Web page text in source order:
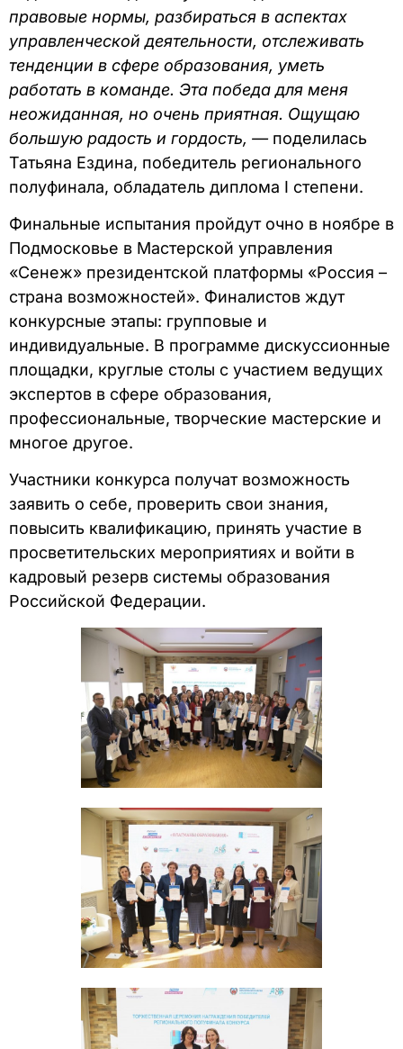
правовые нормы, разбираться в аспектах
управленческой деятельности, отслеживать
тенденции в сфере образования, уметь
работать в команде. Эта победа для меня
неожиданная, но очень приятная. Ощущаю
большую радость и гордость, — поделилась
Татьяна Ездина, победитель регионального
полуфинала, обладатель диплома I степени.
Финальные испытания пройдут очно в ноябре в
Подмосковье в Мастерской управления
«Сенеж» президентской платформы «Россия –
страна возможностей». Финалистов ждут
конкурсные этапы: групповые и
индивидуальные. В программе дискуссионные
площадки, круглые столы с участием ведущих
экспертов в сфере образования,
профессиональные, творческие мастерские и
многое другое.
Участники конкурса получат возможность
заявить о себе, проверить свои знания,
повысить квалификацию, принять участие в
просветительских мероприятиях и войти в
кадровый резерв системы образования
Российской Федерации.